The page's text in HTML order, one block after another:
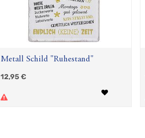
Metall Schild "Ruhestand"
12,95€